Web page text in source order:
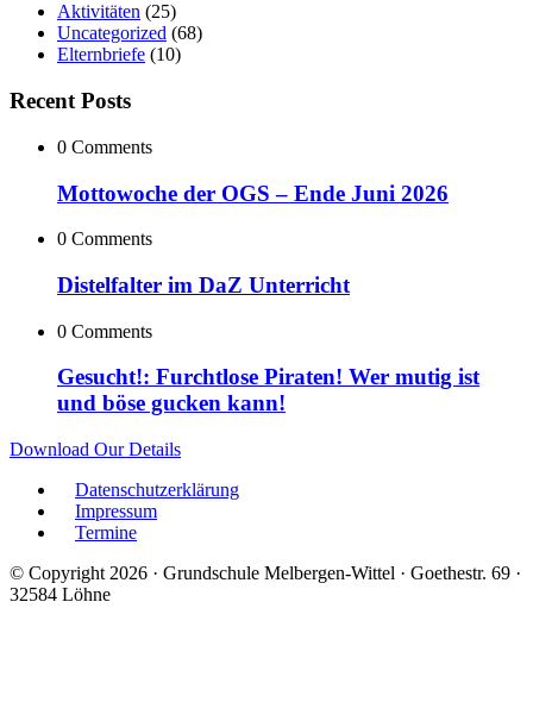
Aktivitäten (25)
Uncategorized (68)
Elternbriefe (10)
Recent Posts
0 Comments
Mottowoche der OGS – Ende Juni 2026
0 Comments
Distelfalter im DaZ Unterricht
0 Comments
Gesucht!: Furchtlose Piraten! Wer mutig ist
und böse gucken kann!
Download Our Details
Datenschutzerklärung
Impressum
Termine
© Copyright 2026 · Grundschule Melbergen-Wittel · Goethestr. 69 ·
32584 Löhne